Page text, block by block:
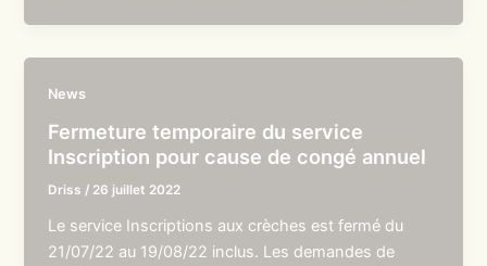
News
Fermeture temporaire du service
Inscription pour cause de congé annuel
Driss / 26 juillet 2022
Le service Inscriptions aux crèches est fermé du
21/07/22 au 19/08/22 inclus. Les demandes de